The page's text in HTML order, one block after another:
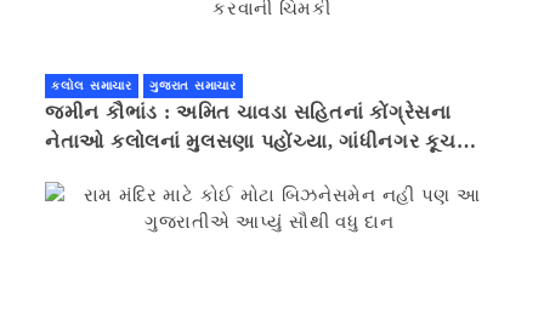
કલોલ સમાચાર ગુજરાત સમાચાર
જમીન કૌભાંડ : અમિત ચાવડા સહિતનાં કોંગ્રેસના
નેતાઓ કલોલનાં મુલસણા પહોંચ્યા, ગાંધીનગર કૂચ